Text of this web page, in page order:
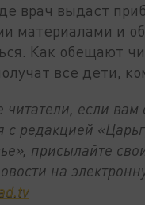
врач выдаст
материалами и
Как обещают
все дети,
если вам
с редакцией
присылайте
на